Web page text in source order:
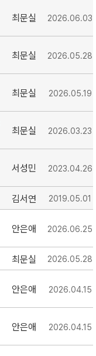
최문실 2026.06.03
최문실 2026.05.28
최문실 2026.05.19
최문실 2026.03.23
서성민 2023.04.26
김서연 2019.05.01
안은애 2026.06.25
최문실 2026.05.28
안은애 2026.04.15
안은애 2026.04.15